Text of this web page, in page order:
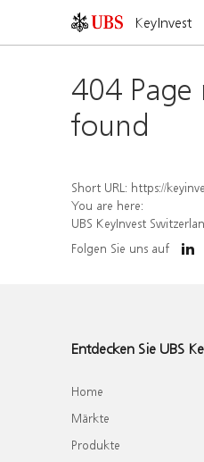
KeyInvest
404 Page
found
Short URL: https://keyinvest-
You are here:
UBS KeyInvest
Folgen Sie uns auf
Entdecken Sie UBS
Home
Märkte
Produkte